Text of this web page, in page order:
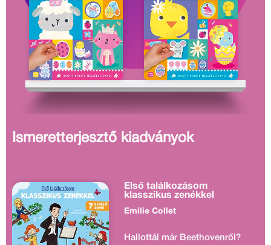
Ismeretterjesztő kiadványok
Első találkozásom
klasszikus zenékkel
Emilie Collet
Hallottál már Beethovenről?